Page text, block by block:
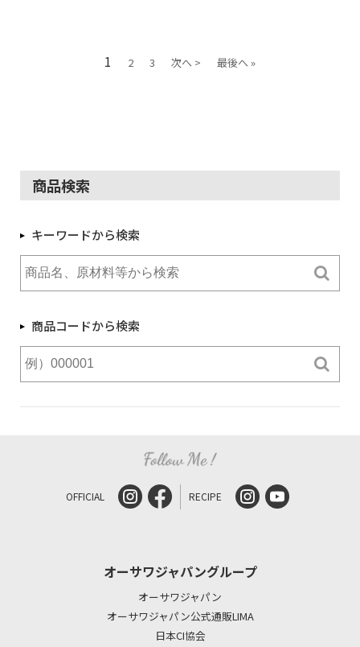
1 2 3 次へ > 最後へ »
商品検索
キーワードから検索
商品コードから検索
OFFICIAL RECIPE
オーサワジャパングループ
オーサワジャパン
オーサワジャパン公式通販LIMA
日本CI協会